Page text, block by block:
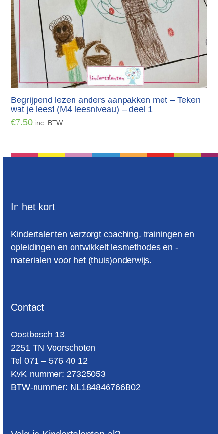
Begrijpend lezen anders aanpakken met – Teken
wat je leest (M4 leesniveau) – deel 1
€7.50 inc. BTW
In het kort
Kindertalenten verzorgt coaching, trainingen en
opleidingen en ontwikkelt lesmethodes en -
materialen voor het (thuis)onderwijs.
Contact
Oost­bosch 13
2251 TN Voorschoten
Tel 071 – 576 40 12
KvK-nummer: 27325053
BTW-num­mer: NL184846766B02